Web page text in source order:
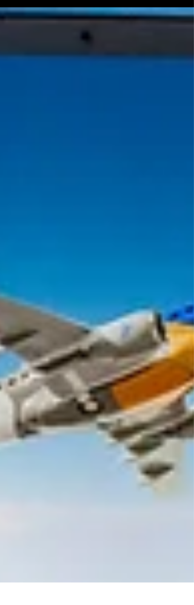
Paulo (SP), 23 de setembro de 2024 – A
Embraer...